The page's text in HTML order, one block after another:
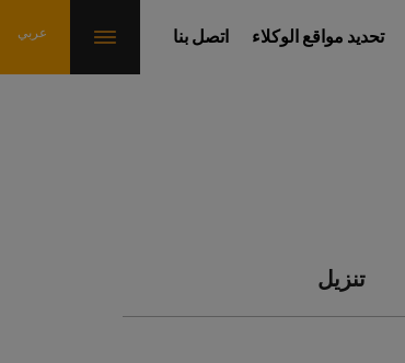
تحديد مواقع الوكلاء اتصل بنا
تنزيل